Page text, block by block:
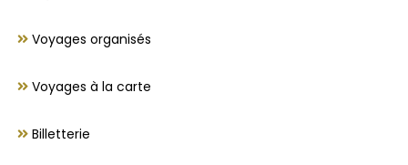
Voyages organisés
Voyages à la carte
Billetterie